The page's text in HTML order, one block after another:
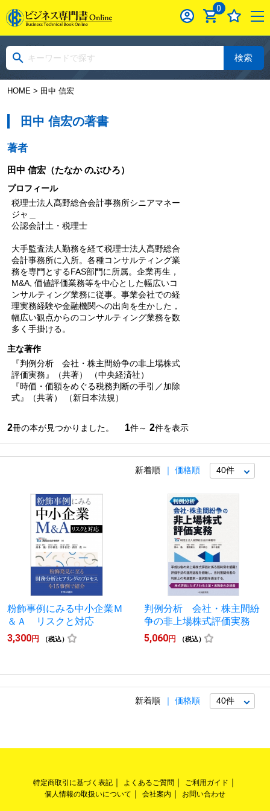
0
検索
HOME> 田中 信宏
田中 信宏の著書
著者
田中 信宏（たなか のぶひろ）
プロフィール
税理士法人髙野総合会計事務所シニアマネー
ジャ＿
公認会計土・税理士
大手監査法人勤務を経て税理士法人髙野総合
会計事務所に入所。各種コンサルティング業
務を専門とするFAS部門に所属。企業再生，
M&A, 価値評価業務等を中心とした幅広いコ
ンサルティング業務に従事。事業会社での経
理実務経験や金融機関への出向を生かした，
幅広い観点からのコンサルティング業務を数
多く手掛ける。
主な著作
『判例分析 会社・株主間紛争の非上場株式
評価実務』（共著） （中央経済社）
『時価・価額をめぐる税務判断の手引／加除
式』（共著） （新日本法規）
2冊の本が見つかりました。 1件～ 2件を表示
新着順 価格順
粉飾事例にみる中小企業Ｍ
＆Ａ リスクと対応
3,300円 （税込）
判例分析 会社・株主間紛
争の非上場株式評価実務
5,060円 （税込）
新着順 価格順
特定商取引に基づく表記 よくあるご質問
ご利用ガイド
個人情報の取扱いについて
会社案内 お問い合わせ